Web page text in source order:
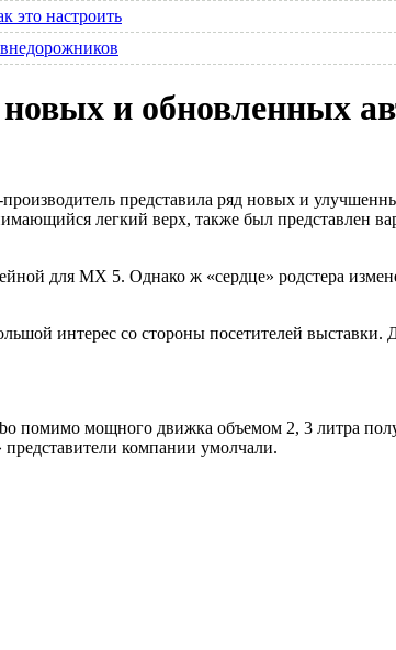
это настроить
и обновленных
представила ряд новых и
легкий верх, также был представлен
для MX 5. Однако ж «сердце» родстера
интерес со стороны посетителей выставки.
помимо мощного движка объемом 2, 3 литра
компании умолчали.